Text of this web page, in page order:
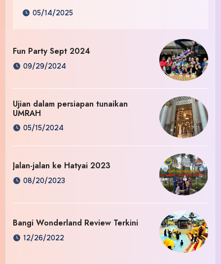
05/14/2025
Fun Party Sept 2024
09/29/2024
Ujian dalam persiapan tunaikan
UMRAH
05/15/2024
Jalan-jalan ke Hatyai 2023
08/20/2023
Bangi Wonderland Review Terkini
12/26/2022